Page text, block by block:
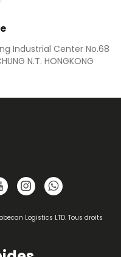
Industrial Center No.68
N.T. HONGKONG
Logistics LTD. Tous droits